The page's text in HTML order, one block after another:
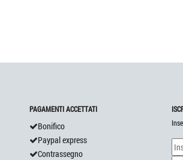
PAGAMENTI ACCETTATI
Bonifico
Paypal express
Contrassegno